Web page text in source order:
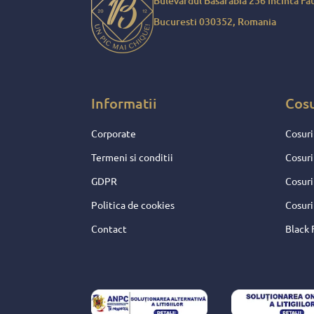
Pentru toate aceste fapte,
Bucuresti 030352, Romania
Informatii
Corporate
Termeni si conditii
GDPR
Politica de cookies
Contact Black